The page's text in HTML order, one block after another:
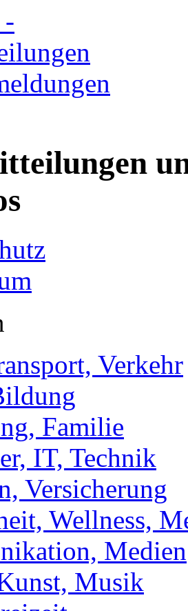
Verkehr
Familie
IT, Technik
Versicherung
Wellness,
Medien
Musik